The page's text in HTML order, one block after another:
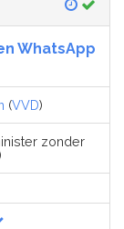
WhatsApp
(VVD)
zonder